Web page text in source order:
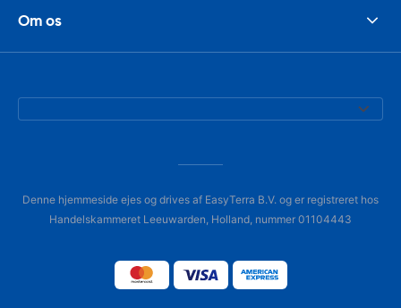
Om os
Denne hjemmeside ejes og drives af EasyTerra B.V. og er registreret hos
Handelskammeret Leeuwarden, Holland, nummer 01104443